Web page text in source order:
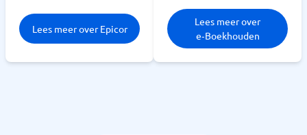
Lees meer over Epicor
Lees meer over
e‑Boekhouden